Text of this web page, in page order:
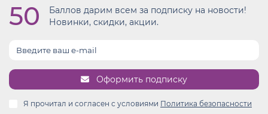
50
Баллов дарим всем за подписку на новости!
Новинки, скидки, акции.
Оформить подписку
Я прочитал и согласен с условиями Политика безопасности